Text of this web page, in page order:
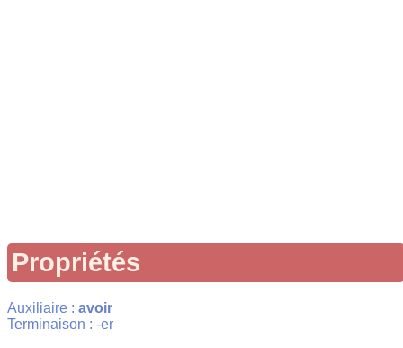
Propriétés
Auxiliaire : avoir
Terminaison : -er